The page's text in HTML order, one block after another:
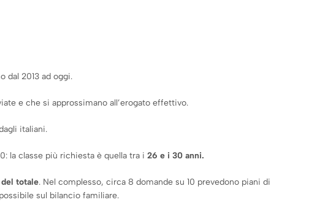
dal 2013 ad oggi.
e che si approssimano all’erogato effettivo.
italiani.
la classe più richiesta è quella tra i 26 e i 30 anni.
totale. Nel complesso, circa 8 domande su 10 prevedono piani di
sul bilancio familiare.